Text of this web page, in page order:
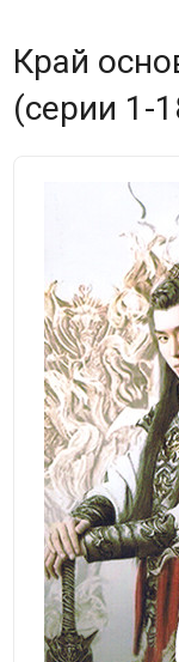
Край
(серии 1-